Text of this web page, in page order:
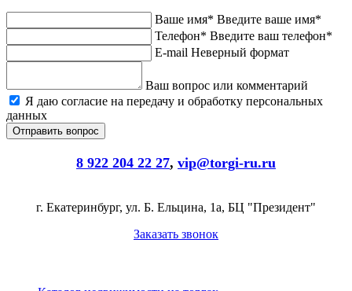
Ваше имя* Введите ваше имя*
Телефон* Введите ваш телефон*
E-mail Неверный формат
Ваш вопрос или комментарий
Я даю согласие на передачу и обработку персональных
данных
8 922 204 22 27, vip@torgi-ru.ru
г. Екатеринбург, ул. Б. Ельцина, 1а, БЦ "Президент"
Заказать звонок